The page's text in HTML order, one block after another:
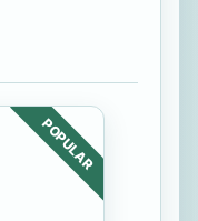
POPULAR